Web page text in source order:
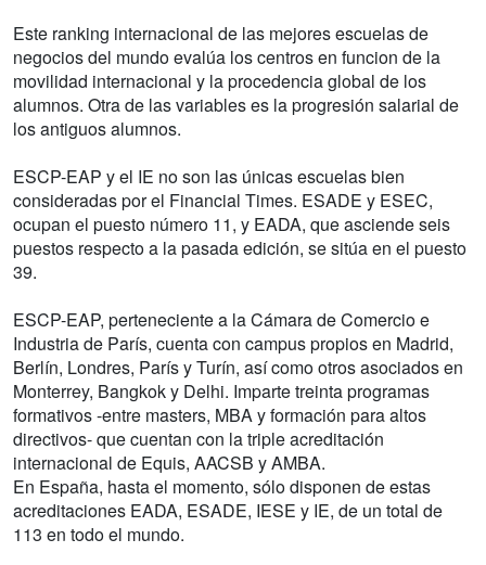
Este ranking internacional de las mejores escuelas de
negocios del mundo evalúa los centros en funcion de la
movilidad internacional y la procedencia global de los
alumnos. Otra de las variables es la progresión salarial de
los antiguos alumnos.
ESCP-EAP y el IE no son las únicas escuelas bien
consideradas por el Financial Times. ESADE y ESEC,
ocupan el puesto número 11, y EADA, que asciende seis
puestos respecto a la pasada edición, se sitúa en el puesto
39.
ESCP-EAP, perteneciente a la Cámara de Comercio e
Industria de París, cuenta con campus propios en Madrid,
Berlín, Londres, París y Turín, así como otros asociados en
Monterrey, Bangkok y Delhi. Imparte treinta programas
formativos -entre masters, MBA y formación para altos
directivos- que cuentan con la triple acreditación
internacional de Equis, AACSB y AMBA.
En España, hasta el momento, sólo disponen de estas
acreditaciones EADA, ESADE, IESE y IE, de un total de
113 en todo el mundo.